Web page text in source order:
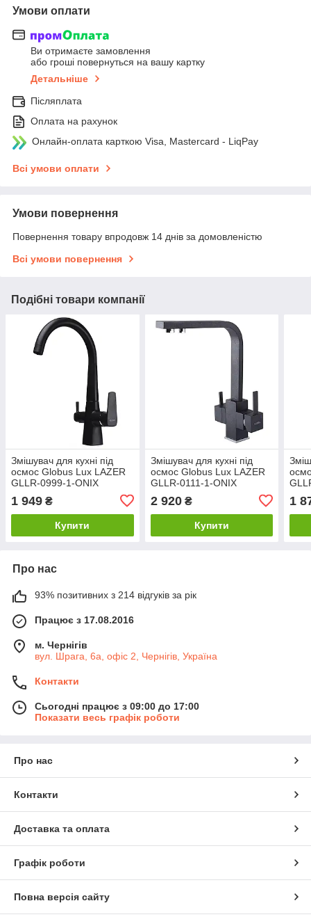
Умови оплати
Ви отримаєте замовлення
або гроші повернуться на вашу картку
Детальніше
Післяплата
Оплата на рахунок
Онлайн-оплата карткою Visa, Mastercard - LiqPay
Всі умови оплати
Умови повернення
Повернення товару впродовж 14 днів за домовленістю
Всі умови повернення
Подібні товари компанії
Змішувач для кухні під
осмос Globus Lux LAZER
GLLR-0999-1-ONIX
1 949 ₴
Купити
Змішувач для кухні під
осмос Globus Lux LAZER
GLLR-0111-1-ONIX
2 920₴
Купити
1
Про нас
93% позитивних з 214 відгуків за рік
Працює з 17.08.2016
м. Чернігів
вул. Шрага, 6а, офіс 2, Чернігів, Україна
Контакти
Сьогодні працює з 09:00 до 17:00
Показати весь графік роботи
Про нас
Контакти
Доставка та оплата
Графік роботи
Повна версія сайту